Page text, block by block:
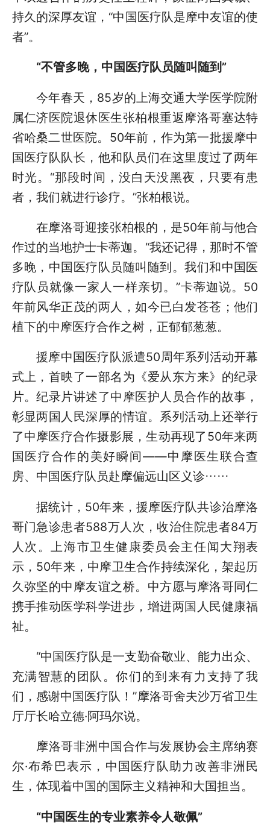
持久的深厚友谊，“中国医疗队是摩中友谊的使
者”。
“不管多晚，中国医疗队员随叫随到”
今年春天，85岁的上海交通大学医学院附
属仁济医院退休医生张柏根重返摩洛哥塞达特
省哈桑二世医院。50年前，作为第一批援摩中
国医疗队队长，他和队员们在这里度过了两年
时光。“那段时间，没白天没黑夜，只要有患
者，我们就进行诊疗。”张柏根说。
在摩洛哥迎接张柏根的，是50年前与他合
作过的当地护士卡蒂迦。“我还记得，那时不管
多晚，中国医疗队员随叫随到。我们和中国医
疗队员就像一家人一样亲切。”卡蒂迦说。50
年前风华正茂的两人，如今已白发苍苍；他们
植下的中摩医疗合作之树，正郁郁葱葱。
援摩中国医疗队派遣50周年系列活动开幕
式上，首映了一部名为《爱从东方来》的纪录
片。纪录片讲述了中摩医护人员合作的故事，
彰显两国人民深厚的情谊。系列活动上还举行
了中摩医疗合作摄影展，生动再现了50年来两
国医疗合作的美好瞬间——中摩医生联合查
房、中国医疗队员赴摩偏远山区义诊……
据统计，50年来，援摩医疗队共诊治摩洛
哥门急诊患者588万人次，收治住院患者84万
人次。上海市卫生健康委员会主任闻大翔表
示，50年来，中摩卫生合作持续深化，架起历
久弥坚的中摩友谊之桥。中方愿与摩洛哥同仁
携手推动医学科学进步，增进两国人民健康福
祉。
“中国医疗队是一支勤奋敬业、能力出众、
充满智慧的团队。你们的到来有力支持了我
们，感谢中国医疗队！”摩洛哥舍夫沙万省卫生
厅厅长哈立德·阿玛尔说。
摩洛哥非洲中国合作与发展协会主席纳赛
尔·布希巴表示，中国医疗队助力改善非洲民
生，体现着中国的国际主义精神和大国担当。
“中国医生的专业素养令人敬佩”